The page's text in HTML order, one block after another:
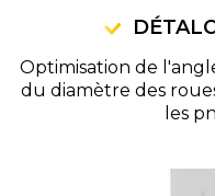
Optimisation de
du diamètre des
les